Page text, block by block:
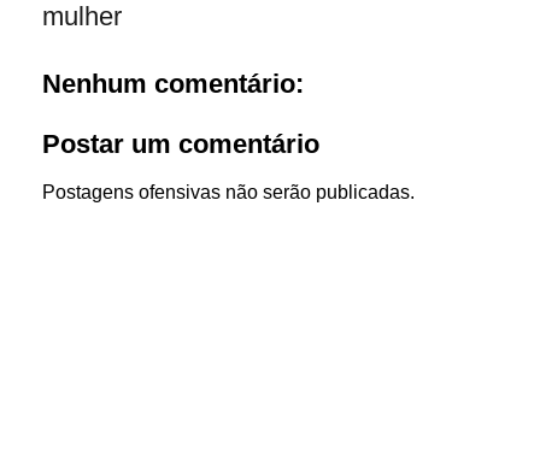
mulher
Nenhum comentário:
Postar um comentário
Postagens ofensivas não serão publicadas.